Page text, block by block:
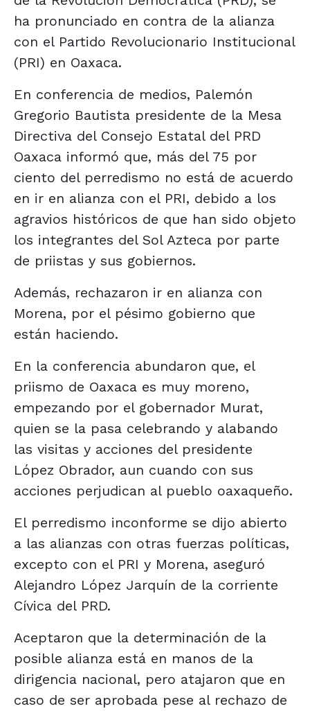
ha pronunciado en contra de la alianza
con el Partido Revolucionario Institucional
(PRI) en Oaxaca.
En conferencia de medios, Palemón
Gregorio Bautista presidente de la Mesa
Directiva del Consejo Estatal del PRD
Oaxaca informó que, más del 75 por
ciento del perredismo no está de acuerdo
en ir en alianza con el PRI, debido a los
agravios históricos de que han sido objeto
los integrantes del Sol Azteca por parte
de priistas y sus gobiernos.
Además, rechazaron ir en alianza con
Morena, por el pésimo gobierno que
están haciendo.
En la conferencia abundaron que, el
priismo de Oaxaca es muy moreno,
empezando por el gobernador Murat,
quien se la pasa celebrando y alabando
las visitas y acciones del presidente
López Obrador, aun cuando con sus
acciones perjudican al pueblo oaxaqueño.
El perredismo inconforme se dijo abierto
a las alianzas con otras fuerzas políticas,
excepto con el PRI y Morena, aseguró
Alejandro López Jarquín de la corriente
Cívica del PRD.
Aceptaron que la determinación de la
posible alianza está en manos de la
dirigencia nacional, pero atajaron que en
caso de ser aprobada pese al rechazo de